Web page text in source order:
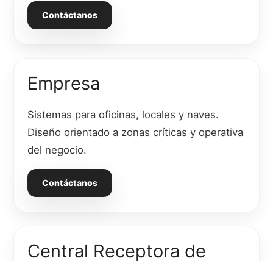
Contáctanos
Empresa
Sistemas para oficinas, locales y naves.
Diseño orientado a zonas críticas y operativa
del negocio.
Contáctanos
Central Receptora de